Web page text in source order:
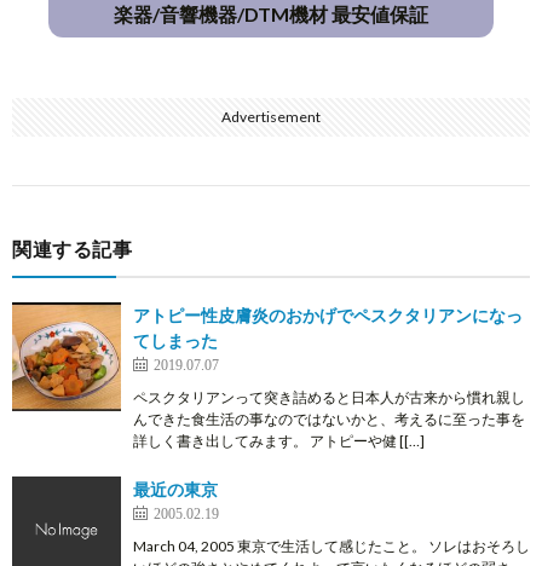
楽器/音響機器/DTM機材 最安値保証
Advertisement
関連する記事
アトピー性皮膚炎のおかげでペスクタリアンになっ
てしまった
2019.07.07
ペスクタリアンって突き詰めると日本人が古来から慣れ親し
んできた食生活の事なのではないかと、考えるに至った事を
詳しく書き出してみます。 アトピーや健 [[…]
最近の東京
2005.02.19
March 04, 2005 東京で生活して感じたこと。 ソレはおそろし